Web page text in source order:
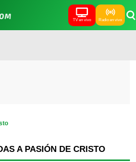
TV en vivo Radio en vivo
A PASIÓN DE CRISTO